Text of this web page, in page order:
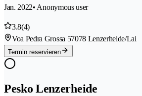
Jan. 2022• Anonymous user
3.8(4)
Voa Pedra Grossa 57078 Lenzerheide/Lai
Termin reservieren
Pesko Lenzerheide